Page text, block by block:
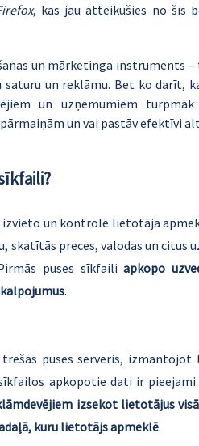
, kas jau atteikušies no šīs
un mārketinga instruments
un reklāmu. Bet ko darīt,
un uzņēmumiem
un vai pastāv efektīvi
un kontrolē lietotāja
skatītās preces, valodas un citus
puses sīkfaili apkopo
.
puses serveris,
apkopotie dati ir
izsekot lietotājus
kuru lietotājs apmeklē.